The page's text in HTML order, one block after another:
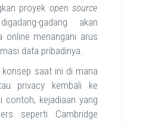
proyek open source
gadang akan
online menangani arus
data pribadinya.
saat ini di mana
privacy kembali ke
contoh, kejadiaan yang
seperti Cambridge